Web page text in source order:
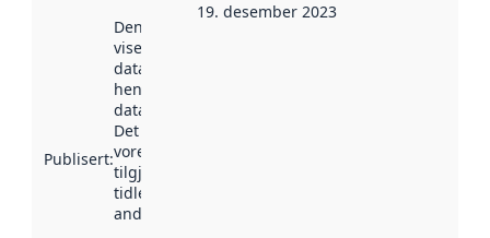
Publisert:
Denne datoen
viser når
datasettet vart
henta inn av
data.norge.no.
Det kan ha
vore
tilgjengeleg
tidlegare
andre stader.
19. desember 2023